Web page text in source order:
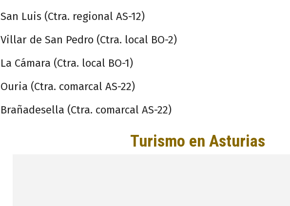
San Luis (Ctra. regional AS-12)
Villar de San Pedro (Ctra. local BO-2)
La Cámara (Ctra. local BO-1)
Ouria (Ctra. comarcal AS-22)
Brañadesella (Ctra. comarcal AS-22)